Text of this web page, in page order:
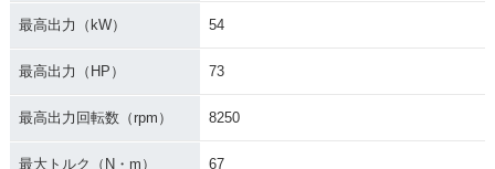
最高出力（kW） 54
最高出力（HP） 73
最高出力回転数（rpm） 8250
最大トルク（N・m） 67